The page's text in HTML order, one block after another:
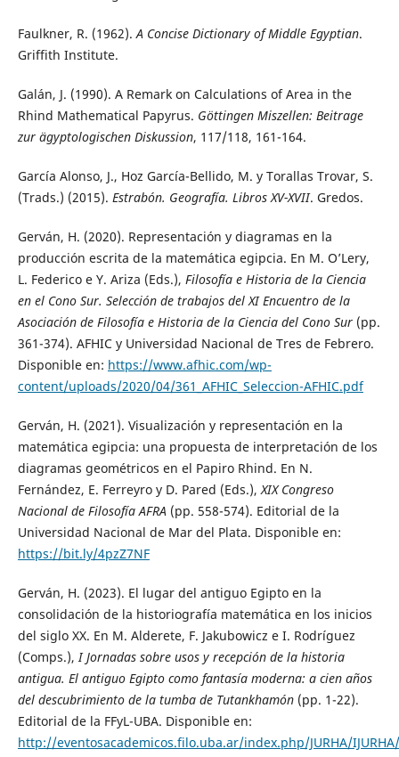
Faulkner, R. (1962). A Concise Dictionary of Middle Egyptian.
Griffith Institute.
Galán, J. (1990). A Remark on Calculations of Area in the
Rhind Mathematical Papyrus. Göttingen Miszellen: Beitrage
zur ägyptologischen Diskussion, 117/118, 161-164.
García Alonso, J., Hoz García-Bellido, M. y Torallas Trovar, S.
(Trads.) (2015). Estrabón. Geografía. Libros XV-XVII. Gredos.
Gerván, H. (2020). Representación y diagramas en la
producción escrita de la matemática egipcia. En M. O’Lery,
L. Federico e Y. Ariza (Eds.), Filosofía e Historia de la Ciencia
en el Cono Sur. Selección de trabajos del XI Encuentro de la
Asociación de Filosofía e Historia de la Ciencia del Cono Sur(pp.
361-374). AFHIC y Universidad Nacional de Tres de Febrero.
Disponible en: https://www.afhic.com/wp-
content/uploads/2020/04/361_AFHIC_Seleccion-AFHIC.pdf
Gerván, H. (2021). Visualización y representación en la
matemática egipcia: una propuesta de interpretación de los
diagramas geométricos en el Papiro Rhind. En N.
Fernández, E. Ferreyro y D. Pared (Eds.), XIX Congreso
Nacional de Filosofía AFRA (pp. 558-574). Editorial de la
Universidad Nacional de Mar del Plata. Disponible en:
https://bit.ly/4pzZ7NF
Gerván, H. (2023). El lugar del antiguo Egipto en la
consolidación de la historiografía matemática en los inicios
del siglo XX. En M. Alderete, F. Jakubowicz e I. Rodríguez
(Comps.), I Jornadas sobre usos y recepción de la historia
antigua. El antiguo Egipto como fantasía moderna: a cien años
del descubrimiento de la tumba de Tutankhamón(pp. 1-22).
Editorial de la FFyL-UBA. Disponible en:
http://eventosacademicos.filo.uba.ar/index.php/JURHA/